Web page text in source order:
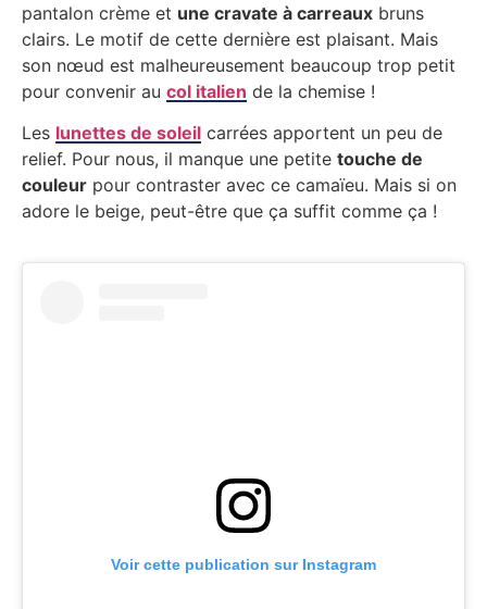
pantalon crème et une cravate à carreaux bruns
clairs. Le motif de cette dernière est plaisant. Mais
son nœud est malheureusement beaucoup trop petit
pour convenir au col italien de la chemise !
Les lunettes de soleil carrées apportent un peu de
relief. Pour nous, il manque une petite touche de
couleur pour contraster avec ce camaïeu. Mais si on
adore le beige, peut-être que ça suffit comme ça !
Voir cette publication sur Instagram